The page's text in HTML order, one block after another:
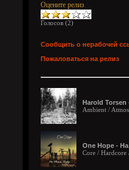
Оцените релиз
Голосов (2)
Сообщить о нерабочей
Пожаловаться на релиз
Harold
Ambient /
One Hope -
Core /